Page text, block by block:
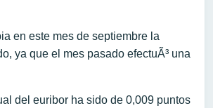
en este mes de septiembre la
ya que el mes pasado efectuÃ³ una
del euribor ha sido de 0,009 puntos